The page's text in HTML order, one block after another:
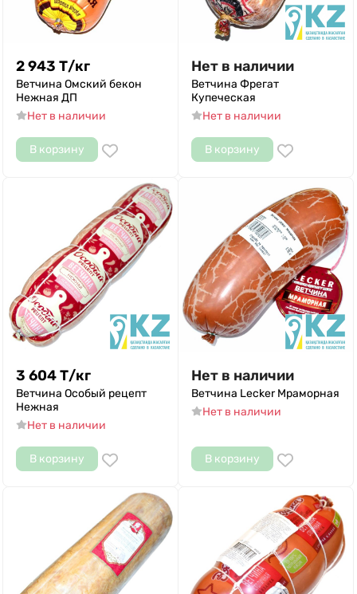
2 943 Т/кг
Ветчина Омский бекон
Нежная ДП
Нет в наличии
В корзину
Нет в наличии
Ветчина Фрегат
Купеческая
Нет в наличии
В корзину
3 604Т/кг
Ветчина Особый рецепт
Нежная
Нет в наличии
В корзину
Нет в наличии
Ветчина Lecker Мраморная
Нет в наличии
В корзину